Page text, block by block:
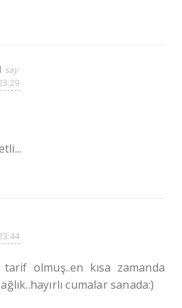
olmuş..en kısa zamanda
cumalar sanada:)